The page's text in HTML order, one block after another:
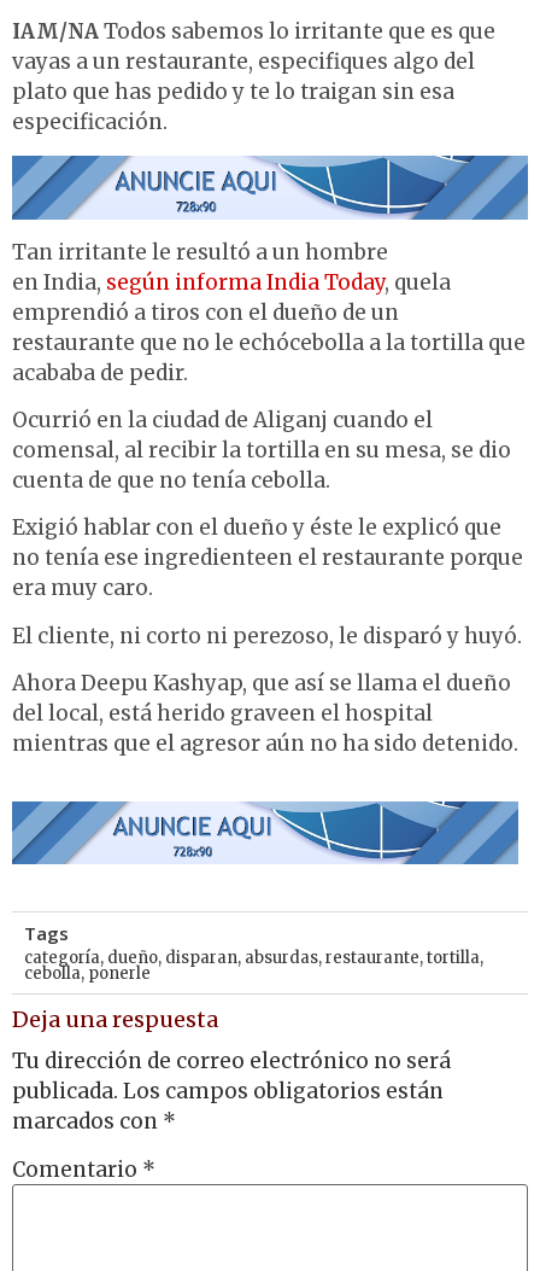
IAM/NATodos sabemos lo irritante que es que
vayas a un restaurante, especifiques algo del
plato que has pedido y te lo traigan sin esa
especificación.
Tan irritante le resultó a un hombre
en India, según informa India Today, quela
emprendió a tiros con el dueño de un
restaurante que no le echócebolla a la tortilla que
acababa de pedir.
Ocurrió en la ciudad de Aliganj cuando el
comensal, al recibir la tortilla en su mesa, se dio
cuenta de que no tenía cebolla.
Exigió hablar con el dueño y éste le explicó que
no tenía ese ingredienteen el restaurante porque
era muy caro.
El cliente, ni corto ni perezoso, le disparó y huyó.
Ahora Deepu Kashyap, que así se llama el dueño
del local, está herido graveen el hospital
mientras que el agresor aún no ha sido detenido.
Tags
categoría, dueño, disparan, absurdas,restaurante,tortilla,
cebolla, ponerle
Deja una respuesta
Tu dirección de correo electrónico no será
publicada. Los campos obligatorios están
marcados con *
Comentario *